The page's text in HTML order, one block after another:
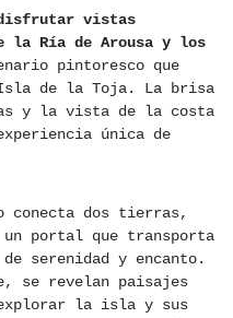
vistas
la Ría de Arousa y los
pintoresco que
de la Toja. La brisa
y la vista de la costa
única de
conecta dos tierras,
un portal que transporta
serenidad y encanto.
se revelan paisajes
la isla y sus